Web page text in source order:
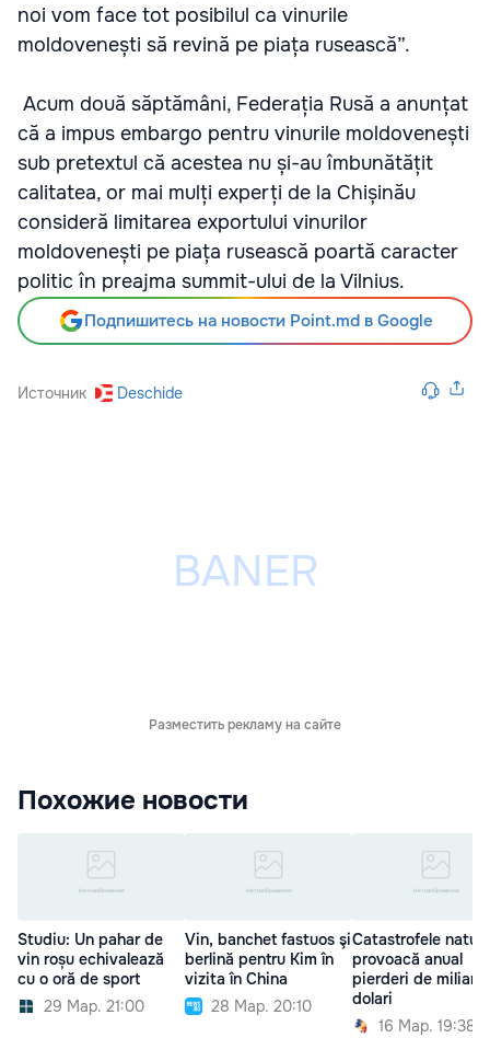
noi vom face tot posibilul ca vinurile
moldovenești să revină pe piața rusească”.
Acum două săptămâni, Federația Rusă a anunțat
că a impus embargo pentru vinurile moldovenești
sub pretextul că acestea nu și-au îmbunătățit
calitatea, or mai mulți experți de la Chișinău
consideră limitarea exportului vinurilor
moldovenești pe piața rusească poartă caracter
politic în preajma summit-ului de la Vilnius.
Подпишитесь на новости Point.md в Google
Источник Deschide
Разместить рекламу на сайте
Похожие новости
Studiu: Un pahar de
vin roșu echivalează
cu o oră de sport
29 Мар. 21:00
Vin, banchet fastuos şi
berlină pentru Kim în
vizita în China
28 Мар. 20:10
Catastrofele
provoacă anual
pierderi de
dolari
16 Мар. 19:38